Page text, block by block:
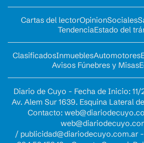
Cartas del lectorOpinionSociales
TendenciaEstado del
ClasificadosInmueblesAutomotores
Avisos Fúnebres y Misas
Diario de Cuyo - Fecha de Inicio:
Av. Alem Sur 1639. Esquina Lateral
Contacto:
/ publicidad@diariodecuyo.com.ar-